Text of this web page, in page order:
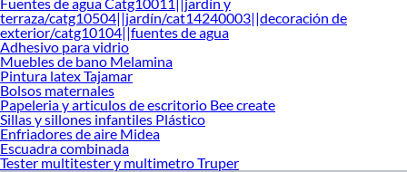
terraza/catg10504||jardín/cat14240003||decoración de
exterior/catg10104||fuentes de agua
Adhesivo para vidrio
Muebles de bano Melamina
Pintura latex Tajamar
Bolsos maternales
Papeleria y articulos de escritorio Bee create
Sillas y sillones infantiles Plástico
Enfriadores de aire Midea
Escuadra combinada
Tester multitester y multimetro Truper